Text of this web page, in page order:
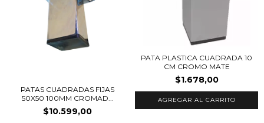
PATAS CUADRADAS FIJAS
50X50 100MM CROMAD...
$10.599,00
PATA PLASTICA CUADRADA 10
CM CROMO MATE
$1.678,00